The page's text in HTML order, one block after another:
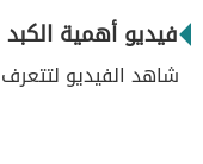
فيديو أهمية الكبد
شاهد الفيديو